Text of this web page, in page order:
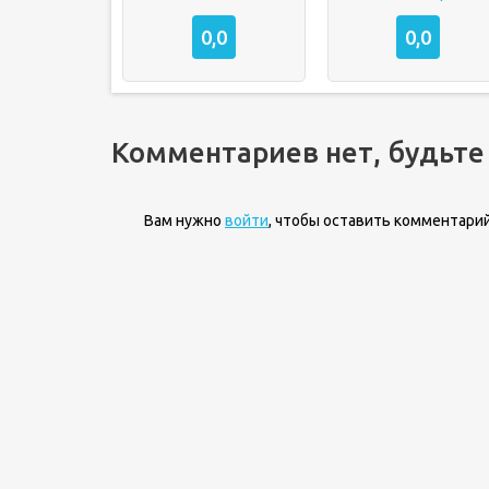
0,0 0,0
Комментариев нет,
Вам нужно войти, чтобы оставить